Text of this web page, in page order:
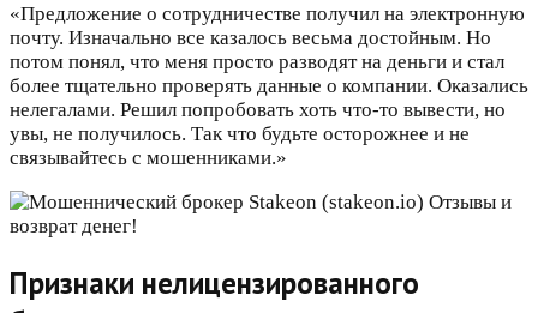
«Предложение о сотрудничестве получил на электронную
почту. Изначально все казалось весьма достойным. Но
потом понял, что меня просто разводят на деньги и стал
более тщательно проверять данные о компании. Оказались
нелегалами. Решил попробовать хоть что-то вывести, но
увы, не получилось. Так что будьте осторожнее и не
связывайтесь с мошенниками.»
Признаки нелицензированного